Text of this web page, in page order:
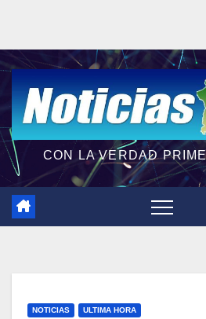
CON LA VERDAD
NOTICIAS ULTIMA HORA